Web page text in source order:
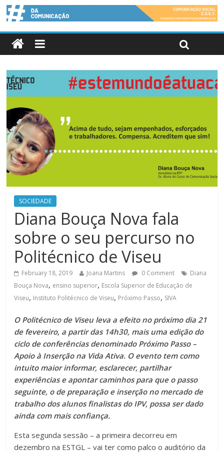
SOCIEDADE
Diana Bouça Nova fala
sobre o seu percurso no
Politécnico de Viseu
February 18, 2019 Joana Martins 0 Comment
Diana
Bouça Nova, ensino superior, Escola Superior de Educação de
Viseu, Instituto Politécnico de Viseu, Próximo Passo, SIVA
O Politécnico de Viseu leva a efeito no próximo dia 21
de fevereiro, a partir das 14h30, mais uma edição do
ciclo de conferências denominado Próximo Passo –
Apoio à Inserção na Vida Ativa. O evento tem como
intuito maior informar, esclarecer, partilhar
experiências e apontar caminhos para que o passo
seguinte, o de preparação e inserção no mercado de
trabalho dos alunos finalistas do IPV, possa ser dado
ainda com mais confiança.
Esta segunda sessão – a primeira decorreu em
dezembro na ESTGL – vai ter como palco o auditório da